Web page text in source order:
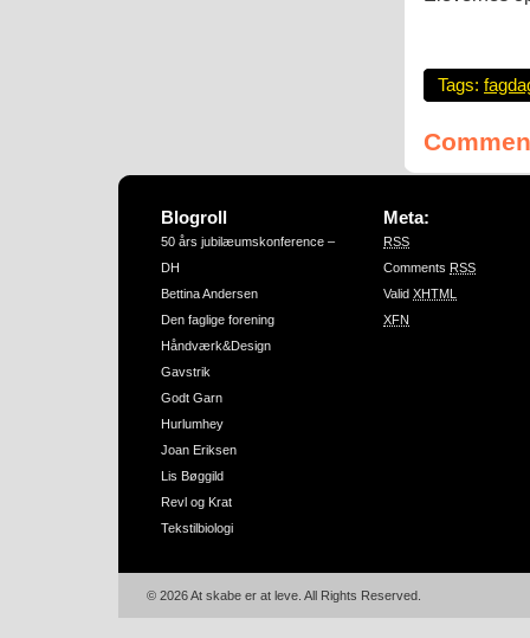
Tags:
Blogroll
50 års jubilæumskonference –
DH
Bettina Andersen
Den faglige forening
Håndværk&Design
Gavstrik
Godt Garn
Hurlumhey
Joan Eriksen
Lis Bøggild
Revl og Krat
Tekstilbiologi
Meta:
RSS
Comments RSS
Valid XHTML
XFN
© 2026 At skabe er at leve. All Rights Reserved.